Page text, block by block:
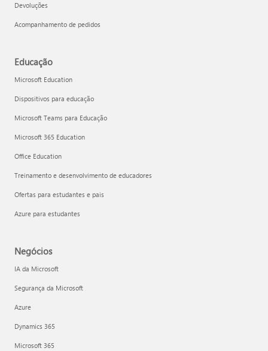
Devoluções
Acompanhamento de pedidos
Educação
Microsoft Education
Dispositivos para educação
Microsoft Teams para Educação
Microsoft 365 Education
Office Education
Treinamento e desenvolvimento de educadores
Ofertas para estudantes e pais
Azure para estudantes
Negócios
IA da Microsoft
Segurança da Microsoft
Azure
Dynamics 365
Microsoft 365